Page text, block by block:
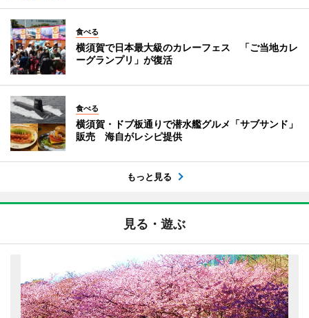
食べる
横須賀で日本最大級のカレーフェス 「ご当地カレ
ーグランプリ」が復活
食べる
横須賀・ドブ板通りで潜水艦グルメ「サブサンド」
販売 海自がレシピ提供
もっと見る
見る・遊ぶ